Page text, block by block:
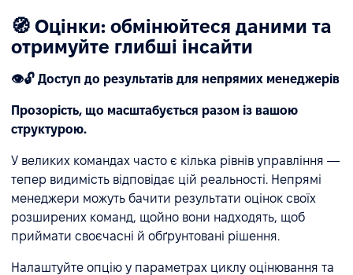
🧭 Оцінки: обмінюйтеся даними та
отримуйте глибші інсайти
👁️🔓 Доступ до результатів для непрямих менеджерів
Прозорість, що масштабується разом із вашою
структурою.
У великих командах часто є кілька рівнів управління —
тепер видимість відповідає цій реальності. Непрямі
менеджери можуть бачити результати оцінок своїх
розширених команд, щойно вони надходять, щоб
приймати своєчасні й обґрунтовані рішення.
Налаштуйте опцію у параметрах циклу оцінювання та